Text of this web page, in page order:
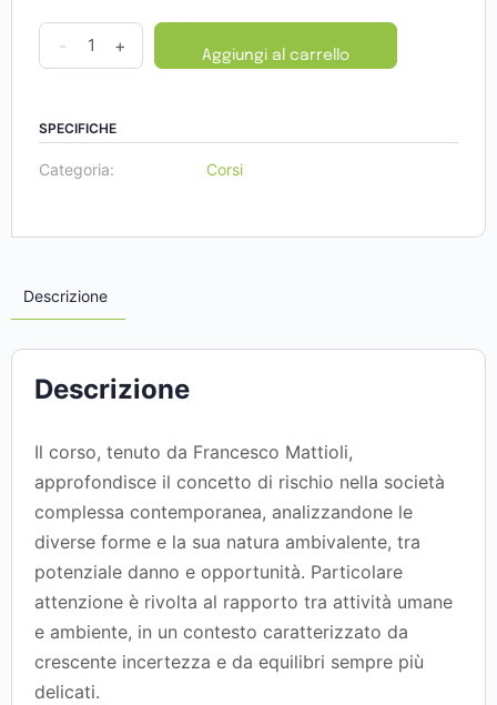
- + Aggiungi al carrello
SPECIFICHE
Categoria: Corsi
Descrizione
Descrizione
Il corso, tenuto da Francesco Mattioli,
approfondisce il concetto di rischio nella società
complessa contemporanea, analizzandone le
diverse forme e la sua natura ambivalente, tra
potenziale danno e opportunità. Particolare
attenzione è rivolta al rapporto tra attività umane
e ambiente, in un contesto caratterizzato da
crescente incertezza e da equilibri sempre più
delicati.